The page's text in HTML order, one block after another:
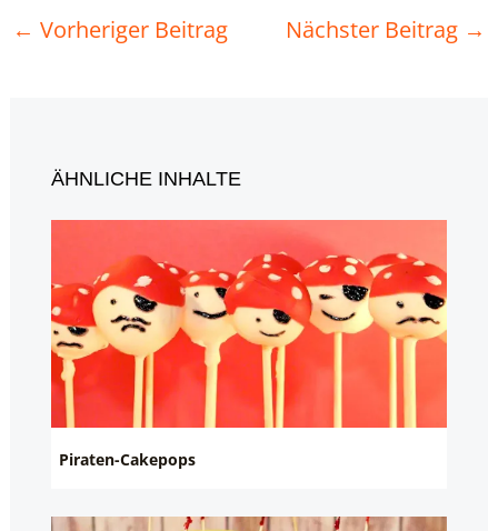
← Vorheriger Beitrag Nächster Beitrag →
ÄHNLICHE INHALTE
Piraten-Cakepops